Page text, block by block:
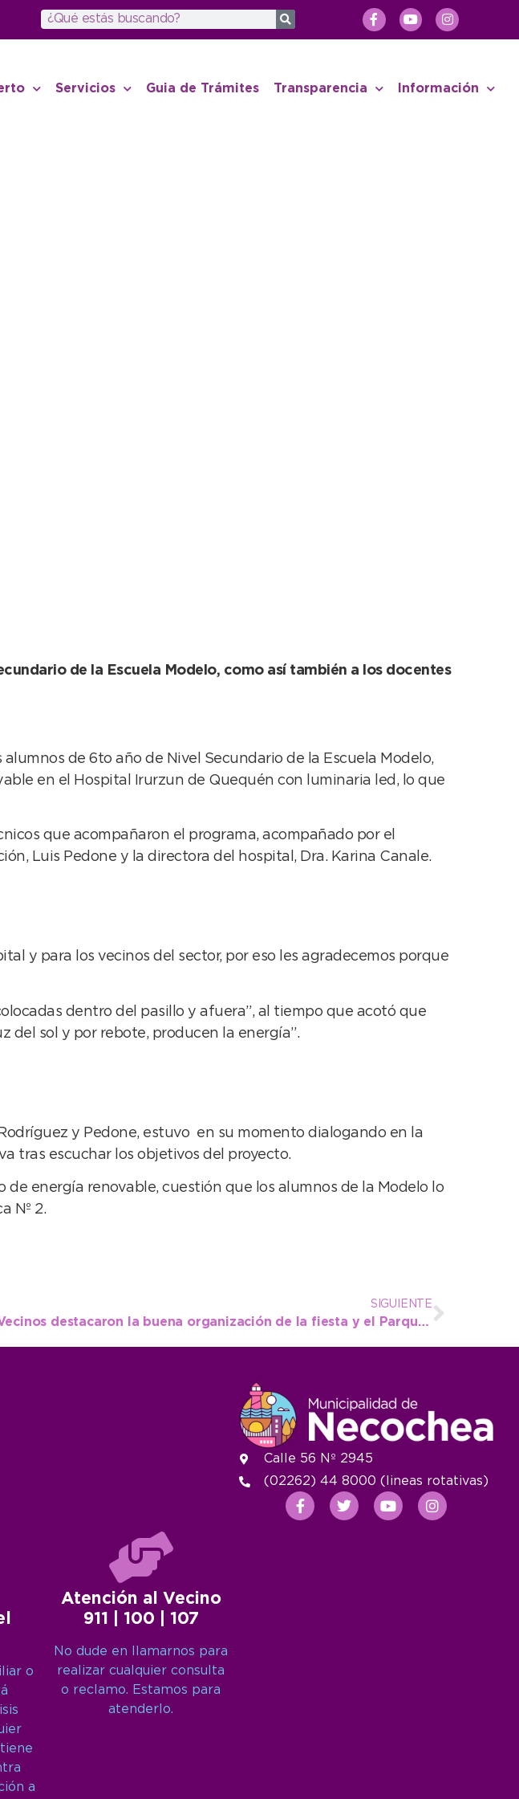
Servicios Guia de Trámites Transparencia Información
de la Escuela Modelo, como así también a los docentes
de 6to año de Nivel Secundario de la Escuela Modelo,
en el Hospital Irurzun de Quequén con luminaria led, lo que
que acompañaron el programa, acompañado por el
Luis Pedone y la directora del hospital, Dra. Karina Canale.
y para los vecinos del sector, por eso les agradecemos porque
dentro del pasillo y afuera”, al tiempo que acotó que
del sol y por rebote, producen la energía”.
y Pedone, estuvo en su momento dialogando en la
tras escuchar los objetivos del proyecto.
energía renovable, cuestión que los alumnos de la Modelo lo
Nº 2.
SIGUIENTE
Vecinos destacaron la buena organización de la fiesta y el Parque como escenario
o
a
Atención al Vecino
911 | 100 | 107
No dude en llamarnos para
realizar cualquier consulta
o reclamo. Estamos para
atenderlo.
Calle 56 Nº 2945
(02262) 44 8000 (lineas rotativas)